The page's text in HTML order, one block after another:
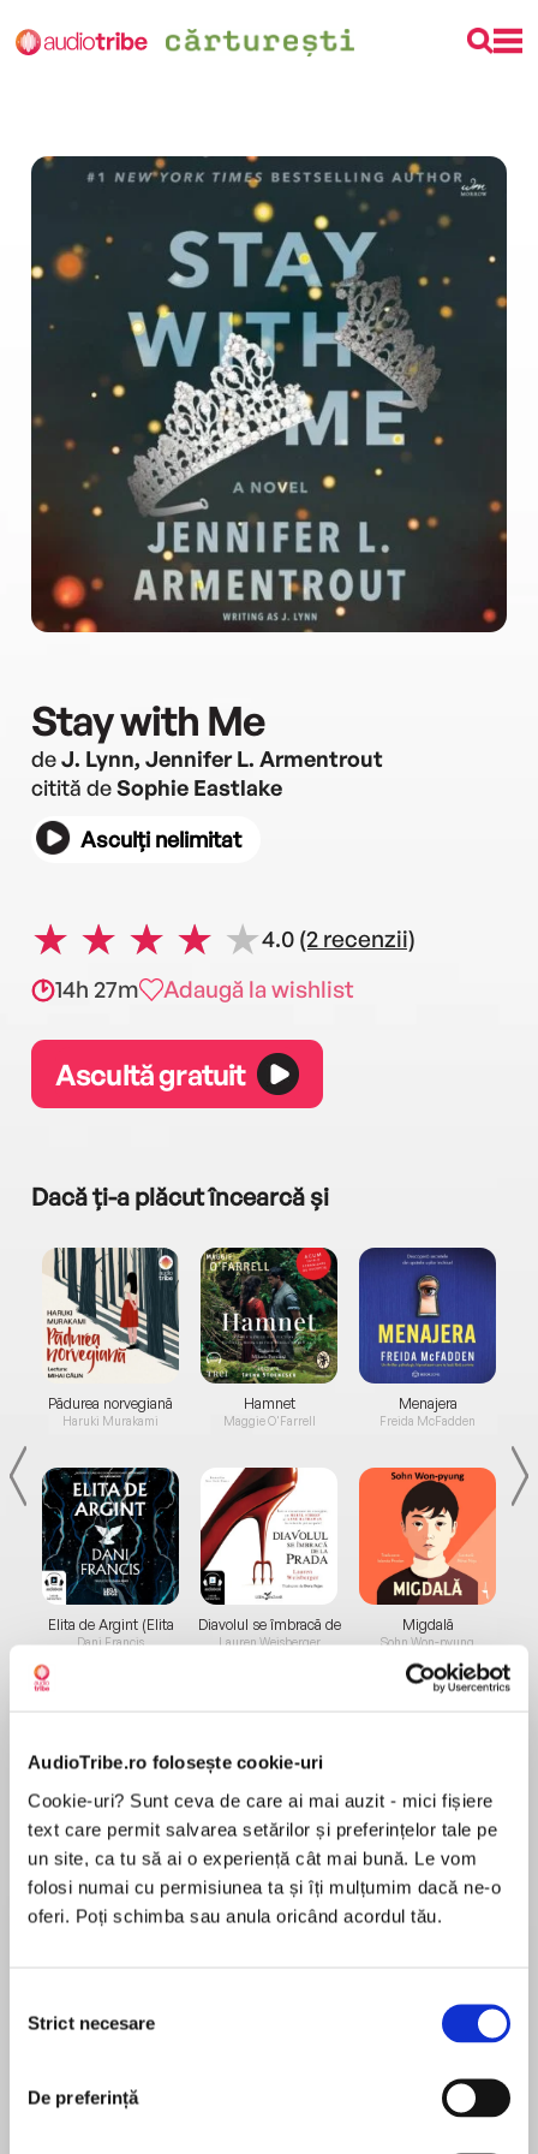
AudioTribe.ro folosește cookie-uri
Cookie-uri? Sunt ceva de care ai mai auzit - mici fișiere
text care permit salvarea setărilor și preferințelor tale pe
un site, ca tu să ai o experiență cât mai bună. Le vom
folosi numai cu permisiunea ta și îți mulțumim dacă ne-o
oferi. Poți schimba sau anula oricând acordul tău.
consimțământului
Strict necesare
De preferință
Stay with Me
deJ. Lynn, Jennifer L. Armentrout
citită deSophie Eastlake
Asculți nelimitat
4.0 (2 recenzii)
14h 27m
Adaugă la wishlist
Ascultă gratuit
Dacă ți-a plăcut încearcă și
Pădurea norvegiană
Haruki Murakami
Elita de Argint (Elita
de...
Dani Francis
Hamnet
Maggie O'Farrell
Diavolul se îmbracă de
la...
Lauren Weisberger
Menajera
Freida McFadden
Migdală
Sohn Won-pyung
Desprecarte
New York Times and USA Today Bestseller
From the #1 New York Times bestselling author
of Wait for You and Be with Me comes a daring
never been kissed, never seen the ocean, never
gone to an amusement park. But growing up,
she witnessed some things no child ever should.
She still carries the physical and emotional
pentru această carte